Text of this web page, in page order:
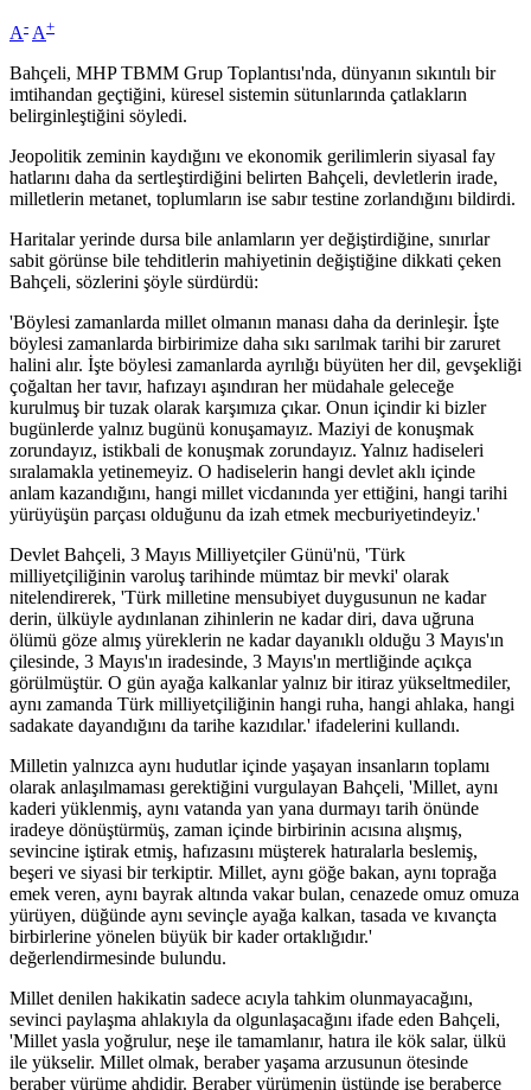
A- A+
Bahçeli, MHP TBMM Grup Toplantısı'nda, dünyanın sıkıntılı bir
imtihandan geçtiğini, küresel sistemin sütunlarında çatlakların
belirginleştiğini söyledi.
Jeopolitik zeminin kaydığını ve ekonomik gerilimlerin siyasal fay
hatlarını daha da sertleştirdiğini belirten Bahçeli, devletlerin irade,
milletlerin metanet, toplumların ise sabır testine zorlandığını bildirdi.
Haritalar yerinde dursa bile anlamların yer değiştirdiğine, sınırlar
sabit görünse bile tehditlerin mahiyetinin değiştiğine dikkati çeken
Bahçeli, sözlerini şöyle sürdürdü:
'Böylesi zamanlarda millet olmanın manası daha da derinleşir. İşte
böylesi zamanlarda birbirimize daha sıkı sarılmak tarihi bir zaruret
halini alır. İşte böylesi zamanlarda ayrılığı büyüten her dil, gevşekliği
çoğaltan her tavır, hafızayı aşındıran her müdahale geleceğe
kurulmuş bir tuzak olarak karşımıza çıkar. Onun içindir ki bizler
bugünlerde yalnız bugünü konuşamayız. Maziyi de konuşmak
zorundayız, istikbali de konuşmak zorundayız. Yalnız hadiseleri
sıralamakla yetinemeyiz. O hadiselerin hangi devlet aklı içinde
anlam kazandığını, hangi millet vicdanında yer ettiğini, hangi tarihi
yürüyüşün parçası olduğunu da izah etmek mecburiyetindeyiz.'
Devlet Bahçeli, 3 Mayıs Milliyetçiler Günü'nü, 'Türk
milliyetçiliğinin varoluş tarihinde mümtaz bir mevki' olarak
nitelendirerek, 'Türk milletine mensubiyet duygusunun ne kadar
derin, ülküyle aydınlanan zihinlerin ne kadar diri, dava uğruna
ölümü göze almış yüreklerin ne kadar dayanıklı olduğu 3 Mayıs'ın
çilesinde, 3 Mayıs'ın iradesinde, 3 Mayıs'ın mertliğinde açıkça
görülmüştür. O gün ayağa kalkanlar yalnız bir itiraz yükseltmediler,
aynı zamanda Türk milliyetçiliğinin hangi ruha, hangi ahlaka, hangi
sadakate dayandığını da tarihe kazıdılar.' ifadelerini kullandı.
Milletin yalnızca aynı hudutlar içinde yaşayan insanların toplamı
olarak anlaşılmaması gerektiğini vurgulayan Bahçeli, 'Millet, aynı
kaderi yüklenmiş, aynı vatanda yan yana durmayı tarih önünde
iradeye dönüştürmüş, zaman içinde birbirinin acısına alışmış,
sevincine iştirak etmiş, hafızasını müşterek hatıralarla beslemiş,
beşeri ve siyasi bir terkiptir. Millet, aynı göğe bakan, aynı toprağa
emek veren, aynı bayrak altında vakar bulan, cenazede omuz omuza
yürüyen, düğünde aynı sevinçle ayağa kalkan, tasada ve kıvançta
birbirlerine yönelen büyük bir kader ortaklığıdır.'
değerlendirmesinde bulundu.
Millet denilen hakikatin sadece acıyla tahkim olunmayacağını,
sevinci paylaşma ahlakıyla da olgunlaşacağını ifade eden Bahçeli,
'Millet yasla yoğrulur, neşe ile tamamlanır, hatıra ile kök salar, ülkü
ile yükselir. Millet olmak, beraber yaşama arzusunun ötesinde
beraber yürüme ahdidir. Beraber yürümenin üstünde ise beraberce